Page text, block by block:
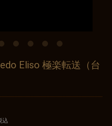
Eliso 極楽転送（台
込